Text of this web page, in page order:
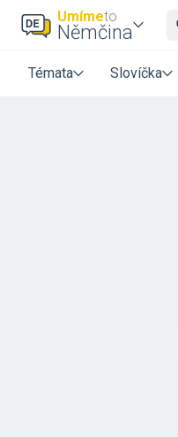
Umímeto
Němčina
Témata Slovíčka